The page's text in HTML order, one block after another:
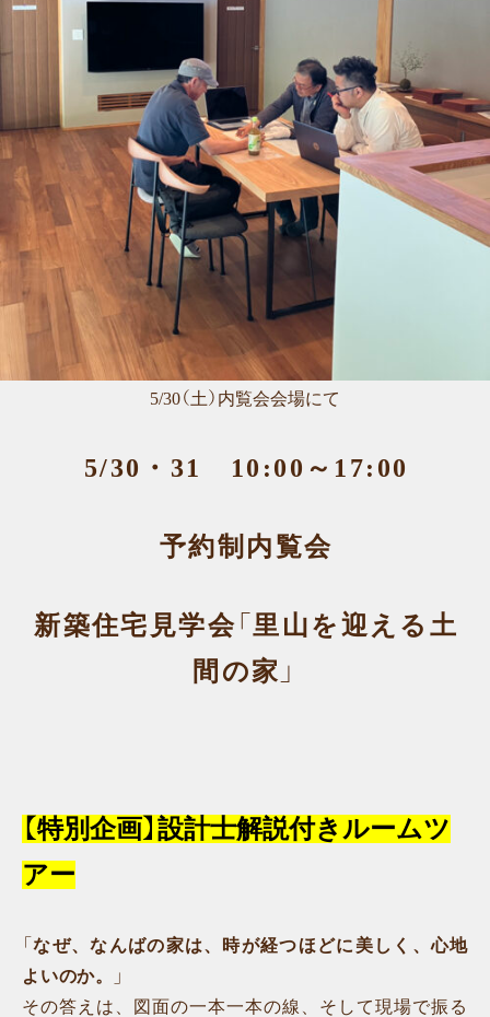
5/30（土）内覧会会場にて
5/30・31 10:00～17:00
予約制内覧会
新築住宅見学会「里山を迎える土
間の家」
【特別企画】設計士解説付きルームツ
アー
「なぜ、なんばの家は、時が経つほどに美しく、心地
よいのか。」
その答えは、図面の一本一本の線、そして現場で振る